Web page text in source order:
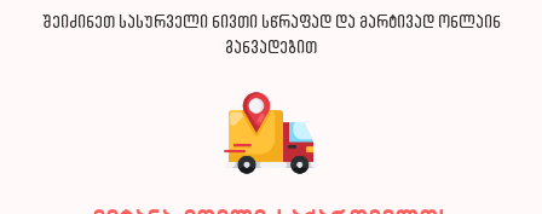
შეიძინეთ სასურველი ნივთი სწრაფად და მარტივად ონლაინ
განვადებით